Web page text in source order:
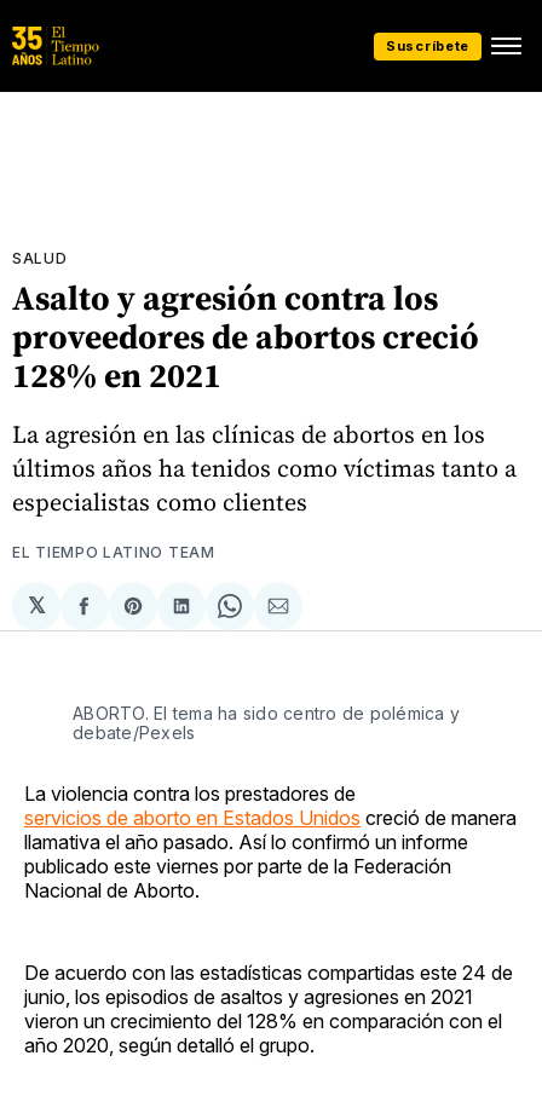
Suscríbete
SALUD
Asalto y agresión contra los
proveedores de abortos creció
128% en 2021
La agresión en las clínicas de abortos en los
últimos años ha tenidos como víctimas tanto a
especialistas como clientes
EL TIEMPO LATINO TEAM
𝕏
Compartir
en
Share
on
Compartir
en
Share
on
Compartir
via
ABORTO. El tema ha sido centro de polémica y
debate/Pexels
La violencia contra los prestadores de
servicios de aborto en Estados Unidos creció de manera
llamativa el año pasado. Así lo confirmó un informe
publicado este viernes por parte de la Federación
Nacional de Aborto.
De acuerdo con las estadísticas compartidas este 24 de
junio, los episodios de asaltos y agresiones en 2021
vieron un crecimiento del 128% en comparación con el
año 2020, según detalló el grupo.